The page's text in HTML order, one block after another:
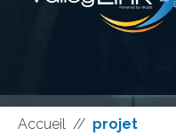
Accueil // projet